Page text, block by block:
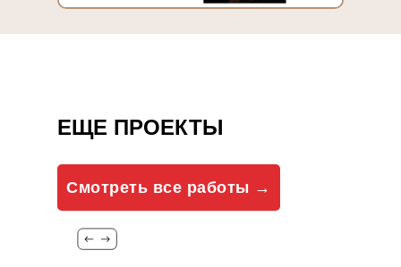
ЕЩЕ ПРОЕКТЫ
Смотреть все работы →